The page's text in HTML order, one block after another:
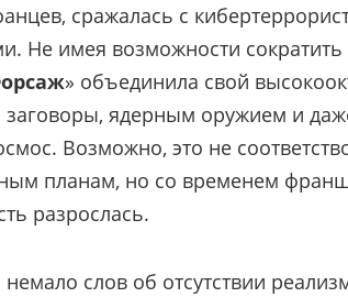
сражалась с
Не имея возможности
» объединила свой
ядерным оружием и
Возможно, это не
планам, но со временем
разрослась.
слов об отсутствии